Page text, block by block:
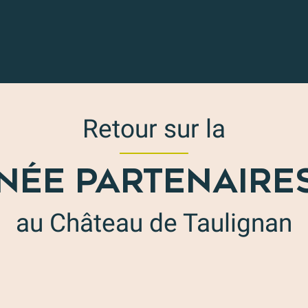
Retour sur la
au Château de Taulignan